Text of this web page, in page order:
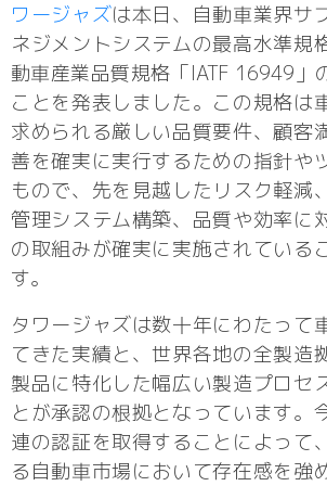
ワージャズは本日、自動車業界サ
ネジメントシステムの最高水準規
動車産業品質規格「IATF 16949」
ことを発表しました。この規格は
求められる厳しい品質要件、顧客
善を確実に実行するための指針や
もので、先を見越したリスク軽減
管理システム構築、品質や効率に
の取組みが確実に実施されている
す。
タワージャズは数十年にわたって
てきた実績と、世界各地の全製造
製品に特化した幅広い製造プロセ
とが承認の根拠となっています。
連の認証を取得することによって
る自動車市場において存在感を強